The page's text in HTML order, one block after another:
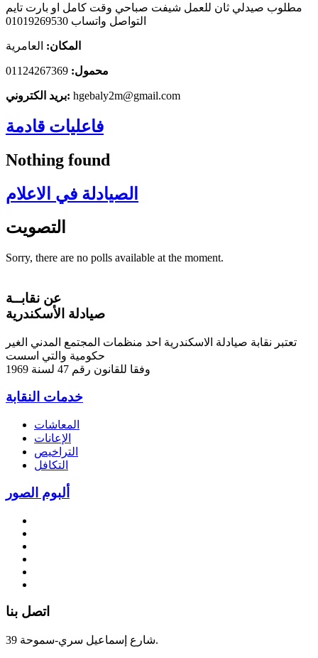
مطلوب صيدلي ثان للعمل شيفت صباحي وقت كامل او بارت تايم
التواصل واتساب 01019269530
المكان: العامرية
محمول:
بريد الكتروني: hgebaly2m@gmail.com
فاعليات قادمة
Nothing found
الصيادلة في الاعلام
التصويت
Sorry, there are no polls available at the moment.
عن نقابــة
صيادلة الأسكندرية
تعتبر نقابة صيادلة الاسكندرية احد منظمات المجتمع المدني الغير
حكومية والتي اسست
وفقا للقانون رقم 47 لسنة 1969
خدمات النقابة
المعاشات
الإعانات
التراخيص
التكافل
ألبوم الصور
اتصل بنا
39 شارع إسماعيل سري-سموحة.